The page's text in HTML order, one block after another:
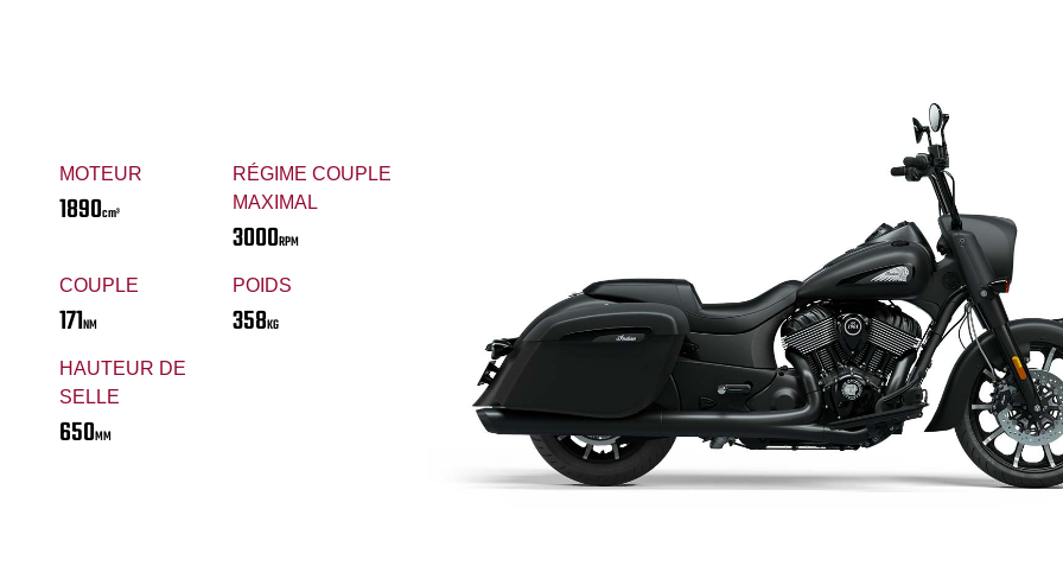
MOTEUR
1890cm³
RÉGIME COUPLE
MAXIMAL
3000RPM
COUPLE
171NM
POIDS
358KG
HAUTEUR DE
SELLE
650MM